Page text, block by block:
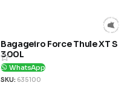
Bagageiro Force Thule XT S
300L
WhatsApp
SKU: 635100